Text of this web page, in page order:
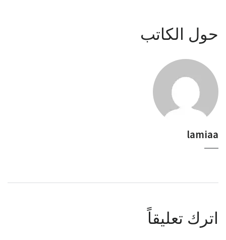
حول الكاتب
lamiaa
اترك تعليقاً